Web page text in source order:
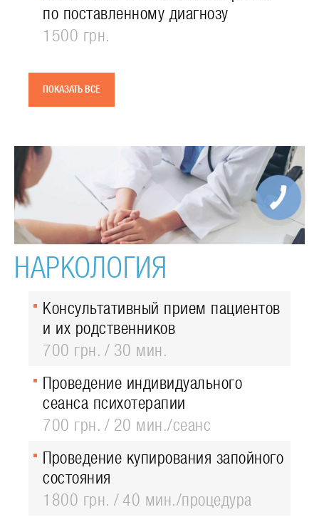
по поставленному диагнозу
1500 грн.
ПОКАЗАТЬ ВСЕ
НАРКОЛОГИЯ
Консультативный прием пациентов
и их родственников
700 грн.
30 мин.
Проведение индивидуального
сеанса психотерапии
700 грн.
20 мин./сеанс
Проведение купирования запойного
состояния
1800 грн.
40 мин./процедура